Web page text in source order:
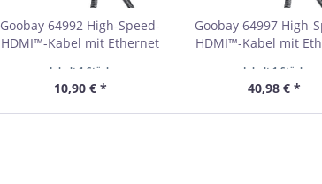
Goobay 64992 High-Speed-
HDMI™-Kabel mit Ethernet
Inhalt 1 Stück
10,90 € *
Goobay 64997 High-
HDMI™-Kabel mit
Inhalt 1 Stück
40,98 € *